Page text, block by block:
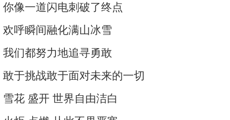
你像一道闪电刺破了终点
欢呼瞬间融化满山冰雪
我们都努力地追寻勇敢
敢于挑战敢于面对未来的一切
雪花 盛开 世界自由洁白